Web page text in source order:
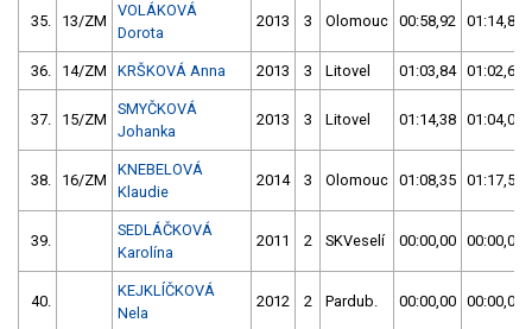
35. 13/ZM
VOLÁKOVÁ
Dorota
2013 3 Olomouc 00:58,92 01:14,84
36. 14/ZM KRŠKOVÁ Anna 2013 3 Litovel 01:03,84 01:02,64
37. 15/ZM
SMYČKOVÁ
Johanka
2013 3 Litovel 01:14,38 01:04,03
38. 16/ZM
KNEBELOVÁ
Klaudie
2014 3 Olomouc 01:08,35 01:17,56
39.
SEDLÁČKOVÁ
Karolína
2011 2 SKVeselí 00:00,00 00:00,00
40.
KEJKLÍČKOVÁ
Nela
2012 2 Pardub. 00:00,00 00:00,00